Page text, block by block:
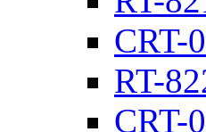
CRT-
RT-
CRT-